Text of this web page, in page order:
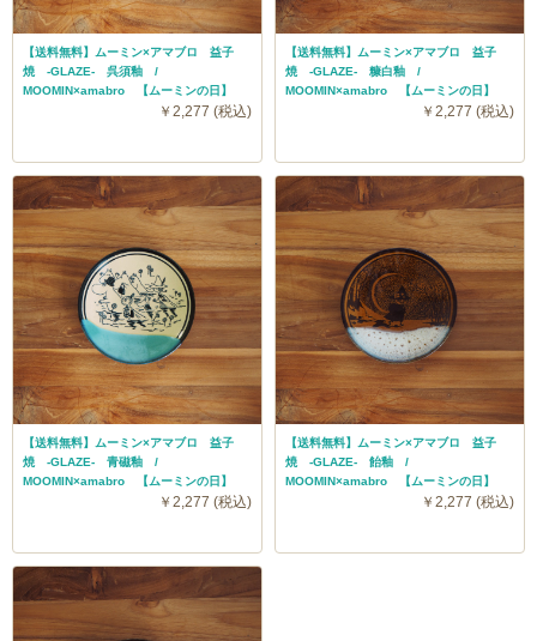
【送料無料】ムーミン×アマブロ 益子
焼 -GLAZE- 呉須釉 /
MOOMIN×amabro 【ムーミンの日】
￥2,277 (税込)
【送料無料】ムーミン×アマブロ 益子
焼 -GLAZE- 糠白釉 /
MOOMIN×amabro 【ムーミンの日】
￥2,277 (税込)
【送料無料】ムーミン×アマブロ 益子
焼 -GLAZE- 青磁釉 /
MOOMIN×amabro 【ムーミンの日】
￥2,277 (税込)
【送料無料】ムーミン×アマブロ 益子
焼 -GLAZE- 飴釉 /
MOOMIN×amabro 【ムーミンの日】
￥2,277 (税込)